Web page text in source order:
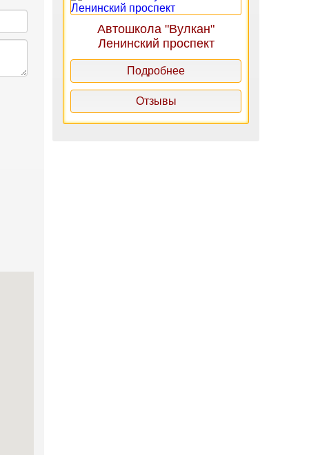
Автошкола "Вулкан"
Ленинский проспект
Подробнее
Отзывы